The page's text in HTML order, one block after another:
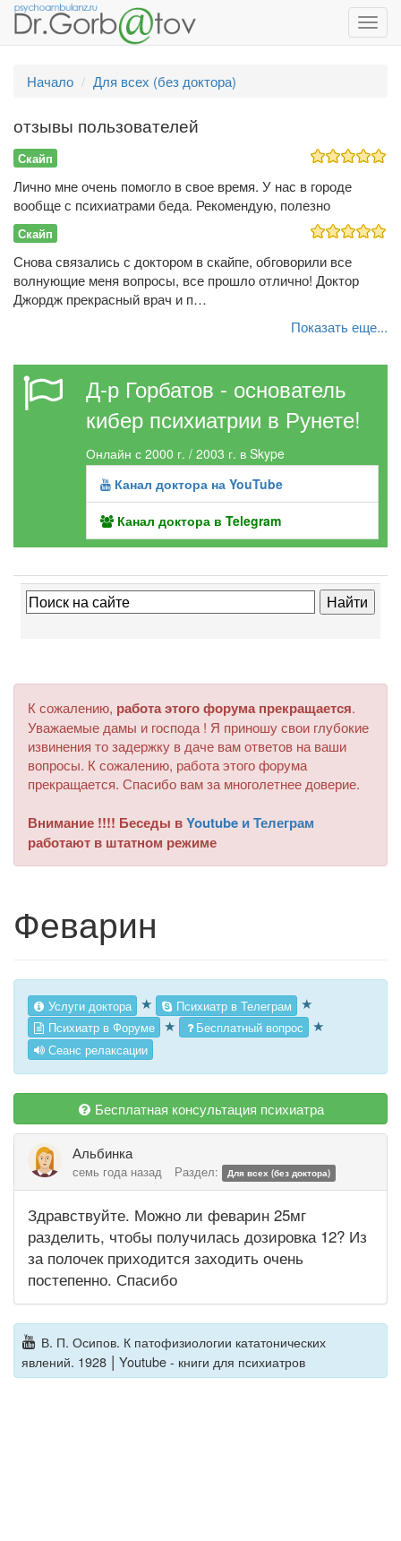
Начало
Для всех (без доктора)
отзывы пользователей
Скайп
Лично мне очень помогло в свое время. У нас в городе
вообще с психиатрами беда. Рекомендую, полезно
Скайп
Снова связались с доктором в скайпе, обговорили все
волнующие меня вопросы, все прошло отлично! Доктор
Джордж прекрасный врач и п…
Показать еще...
Д-р Горбатов - основатель
кибер психиатрии в Рунете!
Онлайн с 2000 г. / 2003 г. в Skype
Канал доктора на YouTube
Канал доктора в Telegram
К сожалению, работа этого форума прекращается.
Уважаемые дамы и господа ! Я приношу свои глубокие
извинения то задержку в даче вам ответов на ваши
вопросы. К сожалению, работа этого форума
прекращается. Спасибо вам за многолетнее доверие.
Внимание !!!! Беседы вYoutube и Телеграм
работают в штатном режиме
Феварин
Услуги доктора ★ Психиатр в Телеграм ★
Психиатр в Форуме ★ Бесплатный вопрос ★
Сеанс релаксации
Бесплатная консультация психиатра
Альбинка
семь года назад Раздел: Для всех (без доктора)
Здравствуйте. Можно ли феварин 25мг
разделить, чтобы получилась дозировка 12? Из
за полочек приходится заходить очень
постепенно. Спасибо
В. П. Осипов. К патофизиологии кататонических
явлений. 1928| Youtube - книги для психиатров